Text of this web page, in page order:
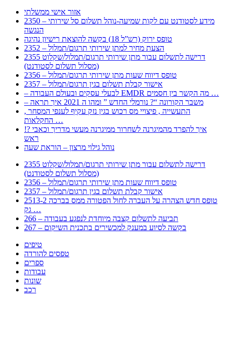
אזור אישי ממשלתי
2350 – מידע לסטודנט עם לקות שמיעה-נוהל תשלום סל שירותי
הנגשה
טופס ירוק (רש”ל 18) בקשה להוצאת רישיון נהיגה
2352 – הצעת מחיר למתן שירותי תרגום/תמלול
2355 דרישה לתשלום עבור מתן שירותי תרגום/תמלול/שקלוט
(מסלול תשלום לסטודנט)
2356 – טופס דיווח שעות מתן שירותי תרגום/תמלול
2357 – אישור קבלת תשלום בגין תרגום/תמלול
– לבעלי עסקים ובעולם העבודה EMDR מה הקשר בין חסמים …
– משבר הקורונה “? נורמלי החדש ” ומהו ה 2021 איך תראה
, התעשייה , פיצויי מס רכוש בגין נזק עקיף לענפי המסחר
החקלאות …
!? איך להפרד מהמיגרנה לשחרור ממיגרנה מעשי מדריך וכאבי
ראש
נוהל גילוי מרצון – הוראת שעה
2355 דרישה לתשלום עבור מתן שירותי תרגום/תמלול/שקלוט
(מסלול תשלום לסטודנט)
2356 – טופס דיווח שעות מתן שירותי תרגום/תמלול
2357 – אישור קבלת תשלום בגין תרגום/תמלול
2513-2 טופס חדש הצהרה על העברה לחול הפטורה ממס בברכה
גק …
266 – תביעה לתשלום קצבה מיוחדת לנפגע בעבודה
267 – בקשה לסיוע במענק למכשירים בתכנית השיקום
טיפים
טפסים להורדה
ספרים
עבודות
שונות
רכב